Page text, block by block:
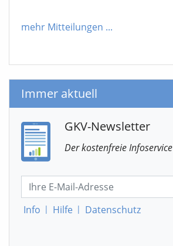
mehr Mitteilungen ...
Immer aktuell
GKV-Newsletter
Der kostenfreie Infoservice
Info | Hilfe | Datenschutz